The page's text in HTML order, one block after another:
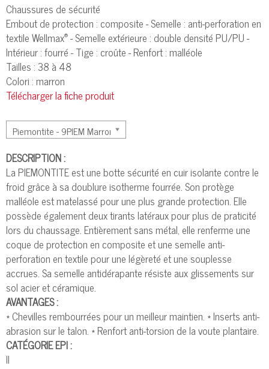
Chaussures de sécurité
Embout de protection : composite - Semelle : anti-perforation en
textile Wellmax®- Semelle extérieure : double densité PU/PU -
Intérieur : fourré - Tige : croûte - Renfort : malléole
Tailles : 38 à 48
Colori : marron
Télécharger la fiche produit
DESCRIPTION :
La PIEMONTITE est une botte sécurité en cuir isolante contre le
froid grâce à sa doublure isotherme fourrée. Son protège
malléole est matelassé pour une plus grande protection. Elle
possède également deux tirants latéraux pour plus de praticité
lors du chaussage. Entièrement sans métal, elle renferme une
coque de protection en composite et une semelle anti-
perforation en textile pour une légèreté et une souplesse
accrues. Sa semelle antidérapante résiste aux glissements sur
sol acier et céramique.
AVANTAGES :
* Chevilles rembourrées pour un meilleur maintien. * Inserts anti-
abrasion sur le talon. * Renfort anti-torsion de la voute plantaire.
CATÉGORIE EPI :
II